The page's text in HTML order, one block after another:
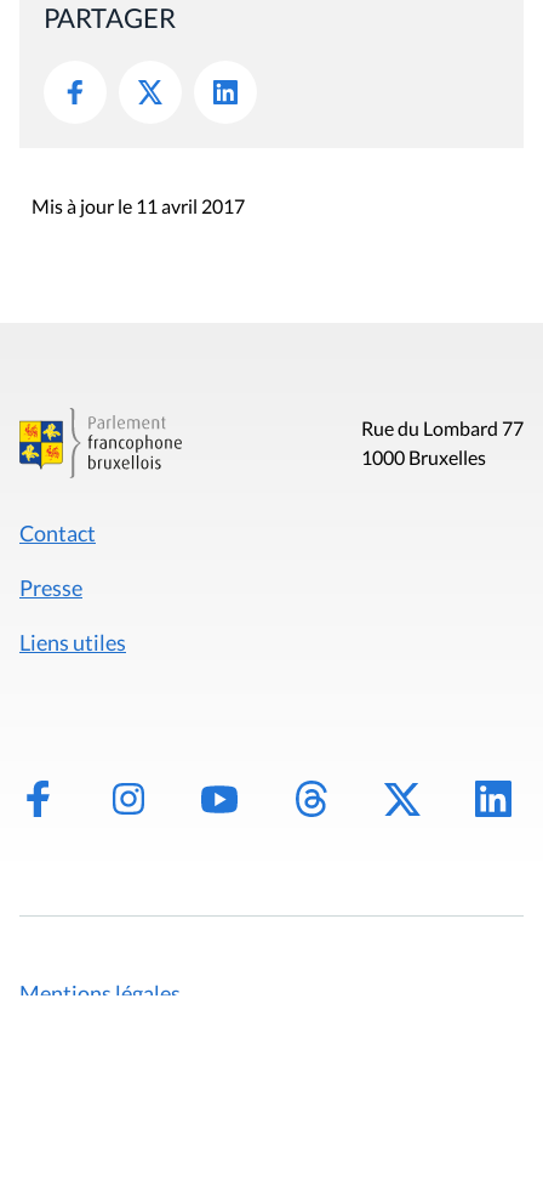
PARTAGER
Mis à jour le 11 avril 2017
Rue du Lombard 77
1000 Bruxelles
Contact
Presse
Liens utiles
Mentions légales